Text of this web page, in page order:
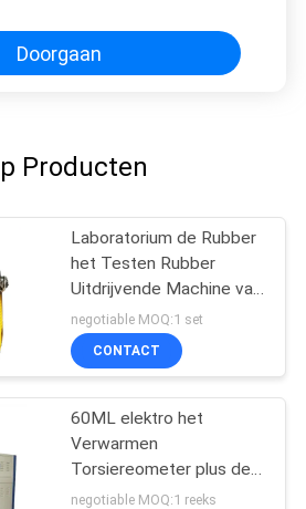
Doorgaan
Producten
Laboratorium de Rubber
het Testen Rubber
Uitdrijvende Machine van
de Machine
Tweelingschroef voor
pvc-de PA van PC
negotiable MOQ:1 set
CONTACT
60ML elektro het
Verwarmen
Torsiereometer plus de
Waaier 0-300Nm van de
negotiable MOQ:1 reeks